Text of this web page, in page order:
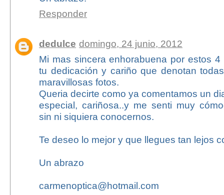
Responder
dedulce domingo, 24 junio, 2012
Mi mas sincera enhorabuena por estos
tu dedicación y cariño que denotan
maravillosas fotos.
Queria decirte como ya comentamos un
especial, cariñosa..y me senti muy
sin ni siquiera conocernos.
Te deseo lo mejor y que llegues tan lejos
Un abrazo
carmenoptica@hotmail.com